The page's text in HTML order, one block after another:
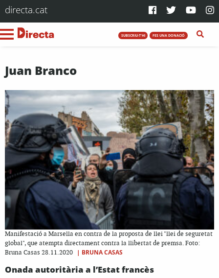
directa.cat
SUBSCRIU-T'HI FES UNA DONACIÓ
Juan Branco
Manifestació a Marsella en contra de la proposta de llei "llei de seguretat
global", que atempta directament contra la llibertat de premsa. Foto:
Bruna Casas 28.11.2020
| BRUNA CASAS
Onada autoritària a l’Estat francès